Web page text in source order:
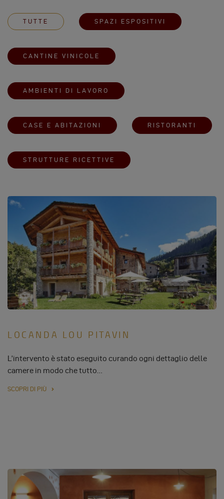
TUTTE SPAZI ESPOSITIVI
CANTINE VINICOLE
AMBIENTI DI LAVORO
CASE E ABITAZIONI RISTORANTI
STRUTTURE RICETTIVE
LOCANDA LOU PITAVIN
L’intervento è stato eseguito curando ogni dettaglio delle
camere in modo che tutto…
SCOPRI DI PIÙ